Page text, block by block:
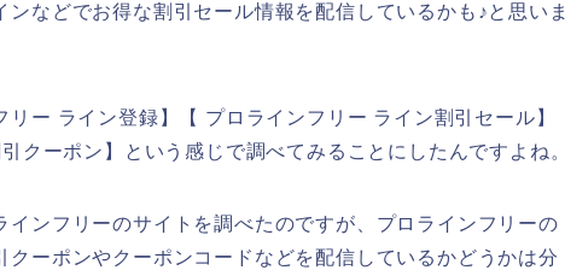
などでお得な割引セール情報を配信しているかも♪と思いま
ー ライン登録】【 プロラインフリー ライン割引セール】
クーポン】という感じで調べてみることにしたんですよね。
インフリーのサイトを調べたのですが、プロラインフリーの
クーポンやクーポンコードなどを配信しているかどうかは分